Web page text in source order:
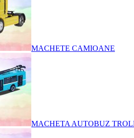
MACHETE CAMIOANE
MACHETA AUTOBUZ